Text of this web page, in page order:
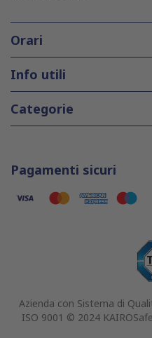
Orari
Info utili
Categorie
Pagamenti sicuri
Azienda con Sistema di
ISO 9001 © 2024